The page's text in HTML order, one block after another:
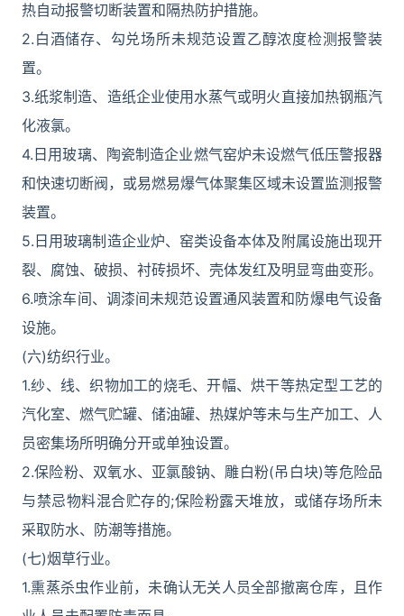
热自动报警切断装置和隔热防护措施。
2.白酒储存、勾兑场所未规范设置乙醇浓度检测报警装
置。
3.纸浆制造、造纸企业使用水蒸气或明火直接加热钢瓶汽
化液氯。
4.日用玻璃、陶瓷制造企业燃气窑炉未设燃气低压警报器
和快速切断阀，或易燃易爆气体聚集区域未设置监测报警
装置。
5.日用玻璃制造企业炉、窑类设备本体及附属设施出现开
裂、腐蚀、破损、衬砖损坏、壳体发红及明显弯曲变形。
6.喷涂车间、调漆间未规范设置通风装置和防爆电气设备
设施。
(六)纺织行业。
1.纱、线、织物加工的烧毛、开幅、烘干等热定型工艺的
汽化室、燃气贮罐、储油罐、热媒炉等未与生产加工、人
员密集场所明确分开或单独设置。
2.保险粉、双氧水、亚氯酸钠、雕白粉(吊白块)等危险品
与禁忌物料混合贮存的;保险粉露天堆放，或储存场所未
采取防水、防潮等措施。
(七)烟草行业。
1.熏蒸杀虫作业前，未确认无关人员全部撤离仓库，且作